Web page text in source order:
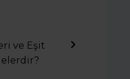
ve Eşit